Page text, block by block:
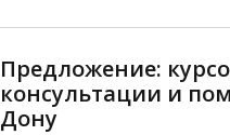
Предложение:
консультации и
Дону